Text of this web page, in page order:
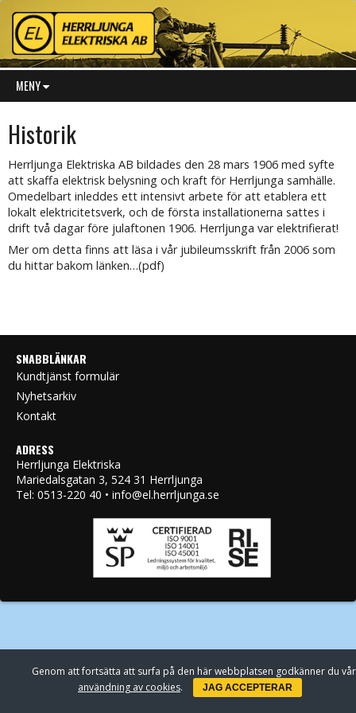
MENY
Historik
Herrljunga Elektriska AB bildades den 28 mars 1906 med syfte
att skaffa elektrisk belysning och kraft för Herrljunga samhälle.
Omedelbart inleddes ett intensivt arbete för att etablera ett
lokalt elektricitetsverk, och de första installationerna sattes i
drift två dagar före julaftonen 1906. Herrljunga var elektrifierat!
Mer om detta finns att läsa i vår jubileumsskrift från 2006 som
du hittar bakom länken…(pdf)
SNABBLÄNKAR
Kundtjänst formulär
Nyhetsarkiv
Kontakt
ADRESS
Herrljunga Elektriska
Mariedalsgatan 3, 524 31 Herrljunga
Tel: 0513-220 40 • info@el.herrljunga.se
Genom att fortsätta att surfa på den här webbplatsen godkänner du vår
användning av cookies. JAG ACCEPTERAR